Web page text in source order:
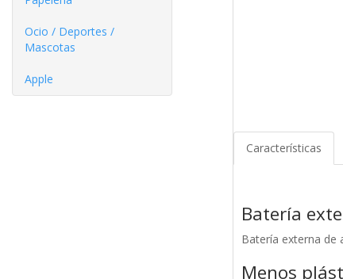
Ocio / Deportes /
Mascotas
Apple
Características
Batería
Batería externa de
Menos